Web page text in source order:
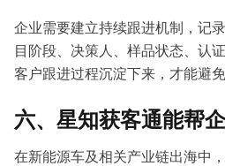
企业需要建立持续跟进机制，记
目阶段、决策人、样品状态、认
客户跟进过程沉淀下来，才能避免
六、星知获客通能帮
在新能源车及相关产业链出海中